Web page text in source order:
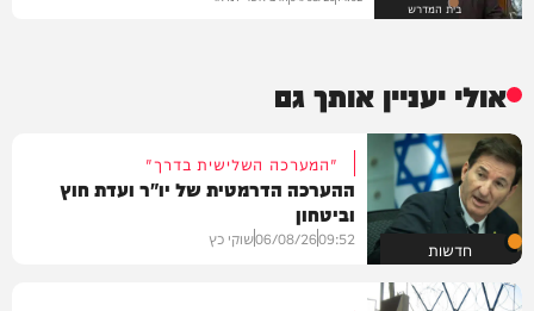
בית המדרש
אולי יעניין אותך גם
חדשות
"המערכה השלישית בדרך"
ההערכה הדרמטית של יו"ר ועדת חוץ
וביטחון
09:52
06/08/26שוקי כץ